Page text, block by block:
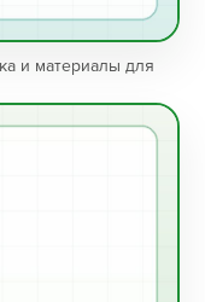
и материалы для